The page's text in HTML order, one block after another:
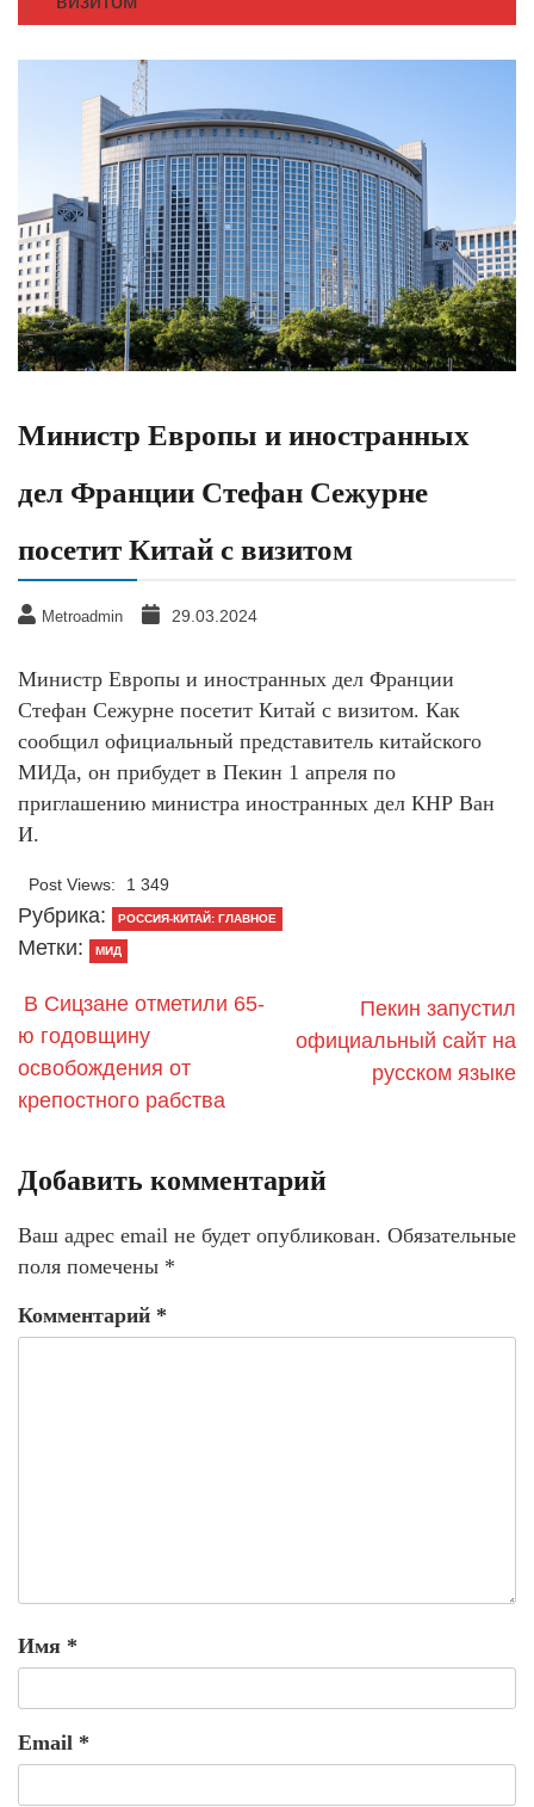
Министр Европы и иностранных
дел Франции Стефан Сежурне
посетит Китай с визитом
Metroadmin 29.03.2024
Министр Европы и иностранных дел Франции
Стефан Сежурне посетит Китай с визитом. Как
сообщил официальный представитель китайского
МИДа, он прибудет в Пекин 1 апреля по
приглашению министра иностранных дел КНР Ван
И.
Post Views: 1 349
Рубрика: РОССИЯ-КИТАЙ: ГЛАВНОЕ
Метки: МИД
В Сицзане отметили 65-
ю годовщину
освобождения от
крепостного рабства
Пекин запустил
официальный сайт на
русском языке
Добавить комментарий
Ваш адрес email не будет опубликован. Обязательные
поля помечены *
Комментарий *
Имя *
Email *